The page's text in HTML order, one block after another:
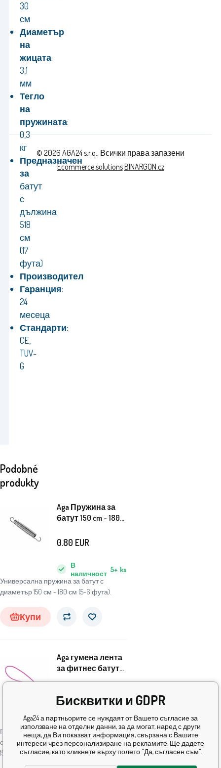
30
см
Диаметър
на
жицата:
3,1
мм
Тегло
на
пружината:
0,3
кг
Предназначен
за
батут
с
дължина
518
см
(17
фута)
Производител
Гаранция:
24
месеца
Стандарти:
CE,
TUV-
G
Podobné
produkty
Aga Пружина за
батут 150 cm - 180
Универсална пружина за батут с
диаметър 150 см - 180 см (5-6 фута).
В
наличност 5+ ks
0.80 EUR
Купи
Aga гумена лента
за фитнес батут
Pink
Гумена лента за фитнес батут AGA 130
см, както и за батути с диаметър 140 и
150 см.
В
наличност 5+ ks
© 2026 AGA24 s.r.o., Всички права запазени
Ecommerce solutionsBINARGON.cz
Бисквитки и GDPR
Aga24 а партньорите се нуждаят от Вашето съгласие за
използване на отделни данни, за да могат, наред с други
неща, да Ви показват информация, свързана с Вашите
интереси чрез персонализиране на рекламите. Ще дадете
съгласие, като кликнете върху полето "Да, съгласен съм".